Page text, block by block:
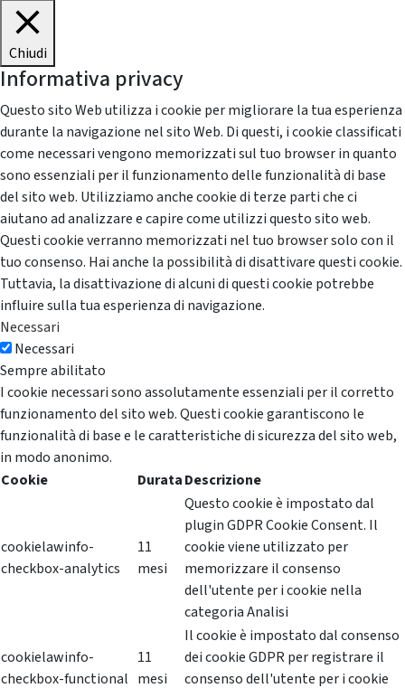
Chiudi
Informativa privacy
Questo sito Web utilizza i cookie per migliorare la tua esperienza
durante la navigazione nel sito Web. Di questi, i cookie classificati
come necessari vengono memorizzati sul tuo browser in quanto
sono essenziali per il funzionamento delle funzionalità di base
del sito web. Utilizziamo anche cookie di terze parti che ci
aiutano ad analizzare e capire come utilizzi questo sito web.
Questi cookie verranno memorizzati nel tuo browser solo con il
tuo consenso. Hai anche la possibilità di disattivare questi cookie.
Tuttavia, la disattivazione di alcuni di questi cookie potrebbe
influire sulla tua esperienza di navigazione.
Necessari
Necessari
Sempre abilitato
I cookie necessari sono assolutamente essenziali per il corretto
funzionamento del sito web. Questi cookie garantiscono le
funzionalità di base e le caratteristiche di sicurezza del sito web,
in modo anonimo.
Cookie
DurataDescrizione
cookielawinfo-
checkbox-analytics
11
mesi
Questo cookie è impostato dal
plugin GDPR Cookie Consent. Il
cookie viene utilizzato per
memorizzare il consenso
dell'utente per i cookie nella
categoria Analisi
cookielawinfo-
checkbox-functional
11
mesi
Il cookie è impostato dal consenso
dei cookie GDPR per registrare il
consenso dell'utente per i cookie